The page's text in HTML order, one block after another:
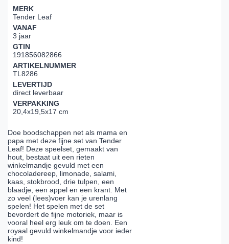
MERK
Tender Leaf
VANAF
3 jaar
GTIN
191856082866
ARTIKELNUMMER
TL8286
LEVERTIJD
direct leverbaar
VERPAKKING
20,4x19,5x17 cm
Doe boodschappen net als mama en
papa met deze fijne set van Tender
Leaf! Deze speelset, gemaakt van
hout, bestaat uit een rieten
winkelmandje gevuld met een
chocoladereep, limonade, salami,
kaas, stokbrood, drie tulpen, een
blaadje, een appel en een krant. Met
zo veel (lees)voer kan je urenlang
spelen! Het spelen met de set
bevordert de fijne motoriek, maar is
vooral heel erg leuk om te doen. Een
royaal gevuld winkelmandje voor ieder
kind!